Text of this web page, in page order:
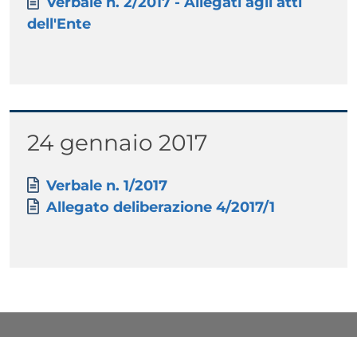
dell'Ente
Titolo
24 gennaio 2017
Paragrafo
Allegati
Documento
Verbale n. 1/2017
Documento
Allegato deliberazione 4/2017/1